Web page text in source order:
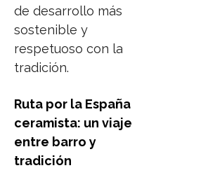
de desarrollo más
sostenible y
respetuoso con la
tradición.
Ruta por la España
ceramista: un viaje
entre barro y
tradición